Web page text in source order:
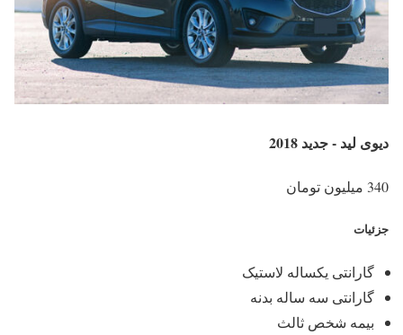
دیوی لید - جدید 2018
340 میلیون تومان
جزئیات
گارانتی یکساله لاستیک
گارانتی سه ساله بدنه
بیمه شخص ثالث